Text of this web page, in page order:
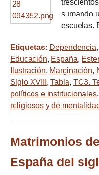
sumando
escuelas.
Etiquetas: Dependencia,
Educación, España,
Ilustración, Marginación,
Siglo XVIII , Tabla, TC3.
políticos e institucionales,
religiosos y de mentalidad
Matrimonios
España del